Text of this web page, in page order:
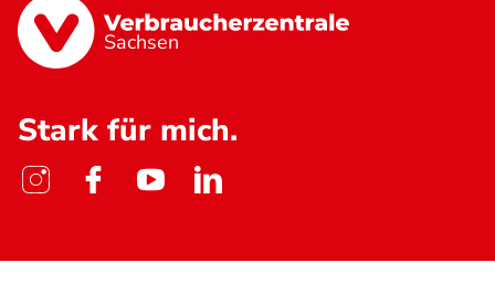
Sachsen
Stark für mich.